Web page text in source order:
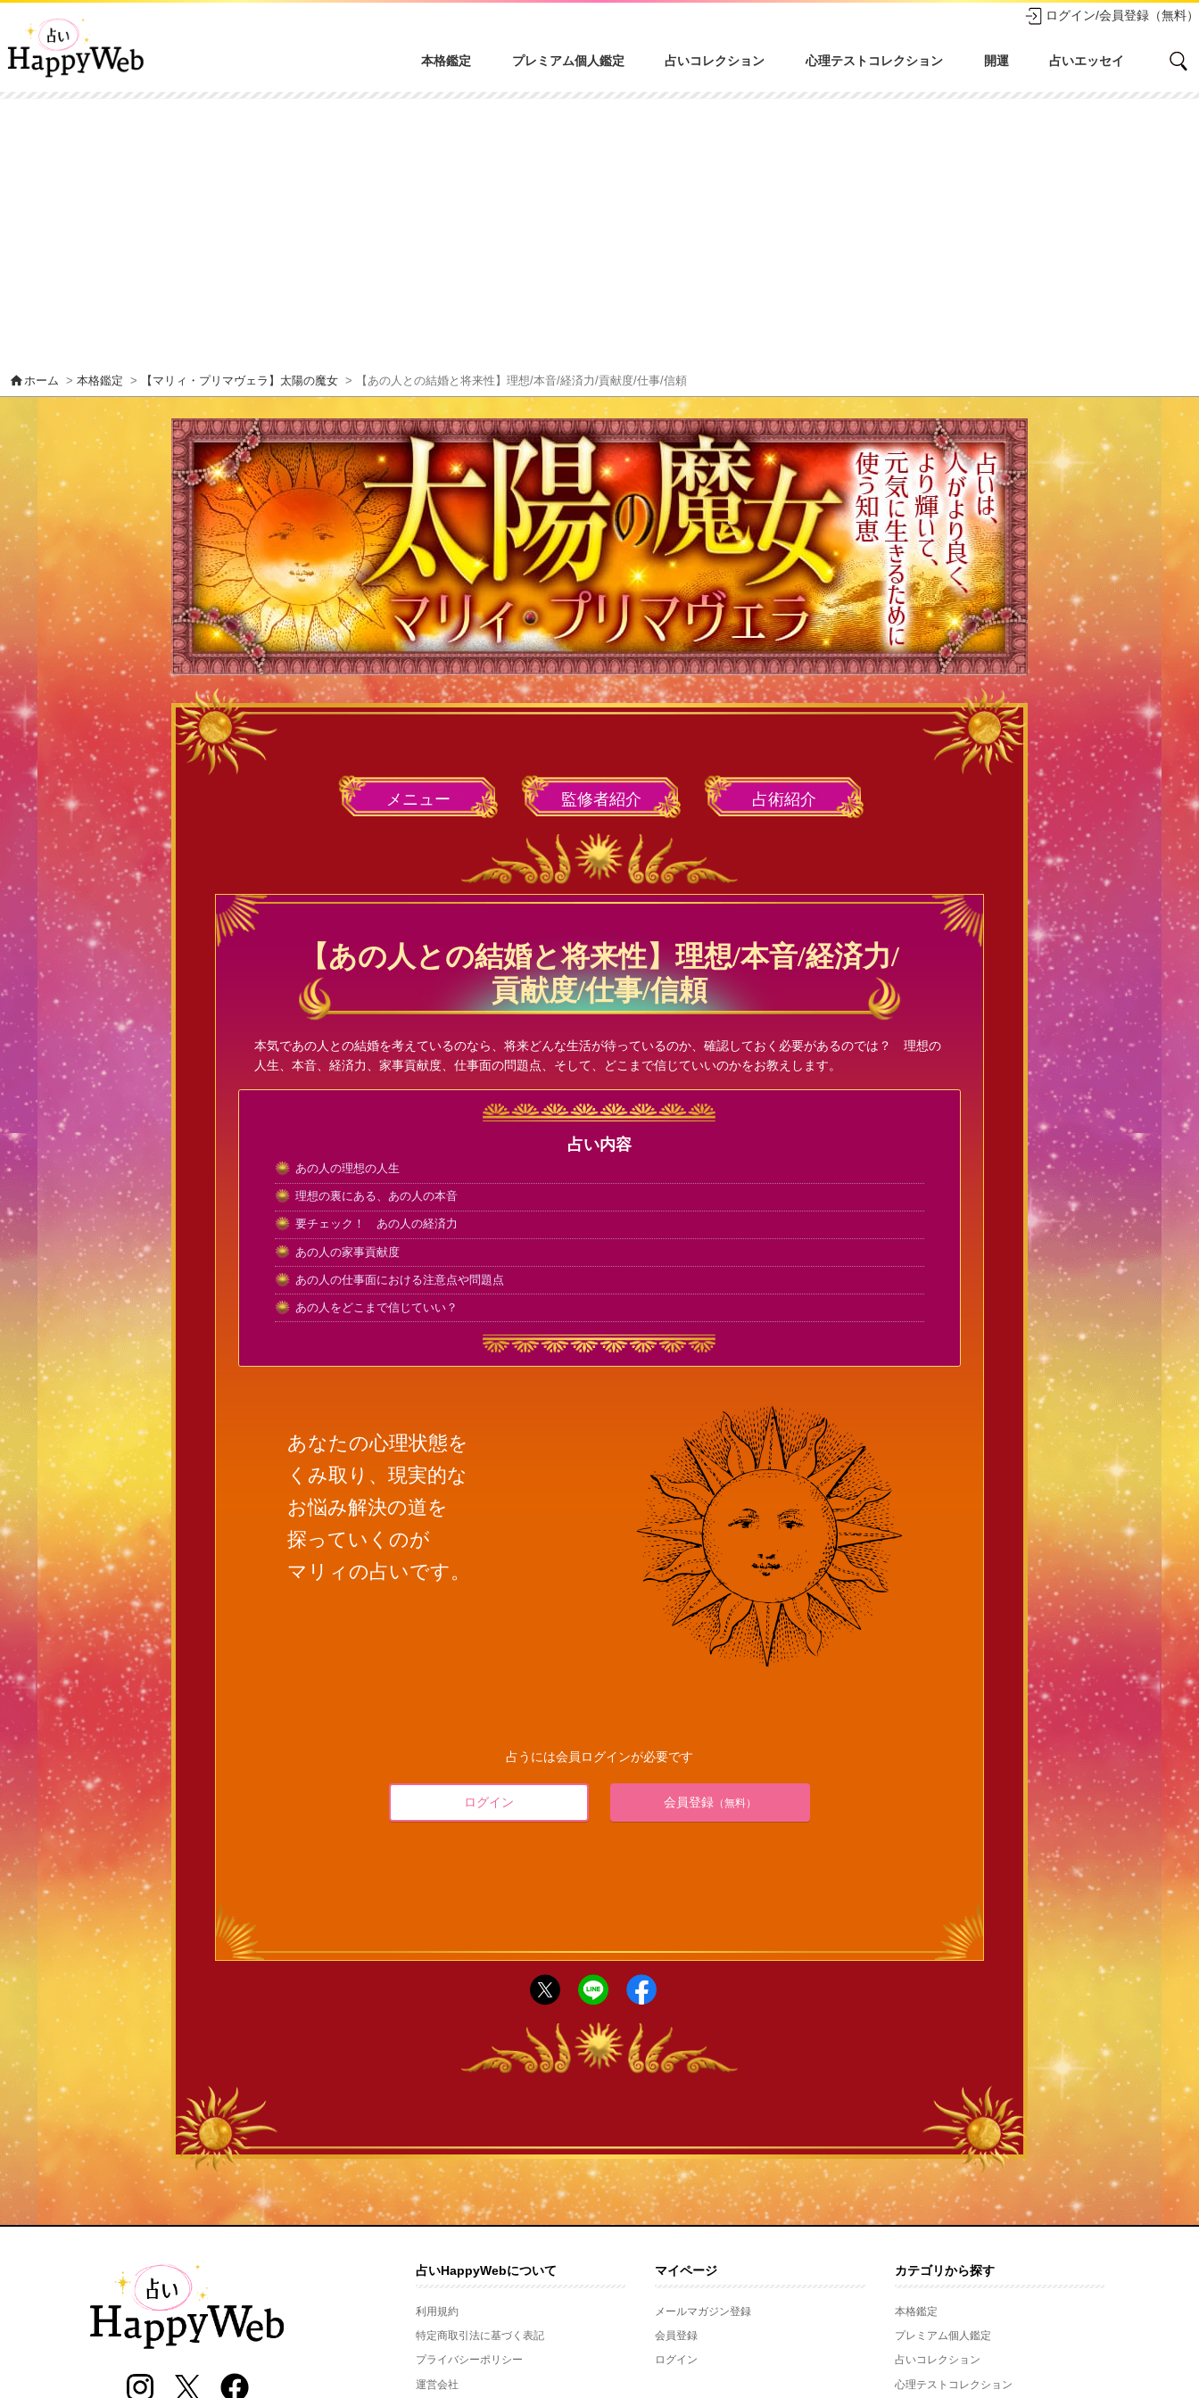
ログイン/会員登録（無料）
本格鑑定 プレミアム個人鑑定 占いコレクション 心理テストコレクション 開運 占いエッセイ
homeホーム > 本格鑑定 > 【マリィ・プリマヴェラ】太陽の魔女 > 【あの人との結婚と将来性】理想/本音/経済力/貢献度/仕事/信頼
メニュー 監修者紹介 占術紹介
【あの人との結婚と将来性】理想/本音/経済力/
貢献度/仕事/信頼
本気であの人との結婚を考えているのなら、将来どんな生活が待っているのか、確認しておく必要があるのでは？ 理想の
人生、本音、経済力、家事貢献度、仕事面の問題点、そして、どこまで信じていいのかをお教えします。
占い内容
あの人の理想の人生
理想の裏にある、あの人の本音
要チェック！ あの人の経済力
あの人の家事貢献度
あの人の仕事面における注意点や問題点
あの人をどこまで信じていい？
あなたの心理状態を
くみ取り、現実的な
お悩み解決の道を
探っていくのが
マリィの占いです。
占うには会員ログインが必要です
ログイン 会員登録 （無料）
占いHappyWebについて
利用規約
特定商取引法に基づく表記
プライバシーポリシー
運営会社
マイページ
メールマガジン登録
会員登録
ログイン
カテゴリから探す
本格鑑定
プレミアム個人鑑定
占いコレクション
心理テストコレクション